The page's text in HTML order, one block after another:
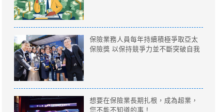
保險業務人員每年持續積極爭取亞太
保險獎 以保持競爭力並不斷突破自我
想要在保險業長期扎根，成為超業，
您不能不知道的事！